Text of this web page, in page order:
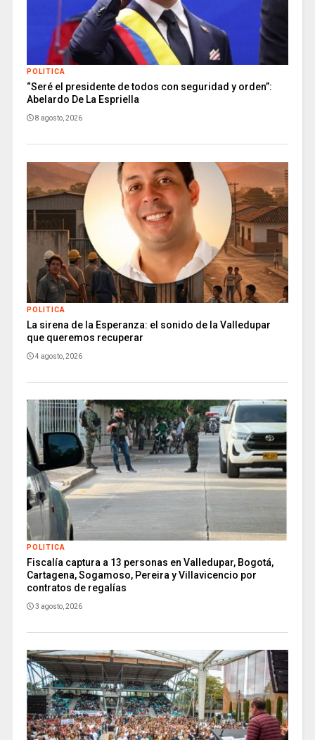
POLITICA
“Seré el presidente de todos con seguridad y orden”:
Abelardo De La Espriella
8 agosto, 2026
POLITICA
La sirena de la Esperanza: el sonido de la Valledupar
que queremos recuperar
4 agosto, 2026
POLITICA
Fiscalía captura a 13 personas en Valledupar, Bogotá,
Cartagena, Sogamoso, Pereira y Villavicencio por
contratos de regalías
3 agosto, 2026